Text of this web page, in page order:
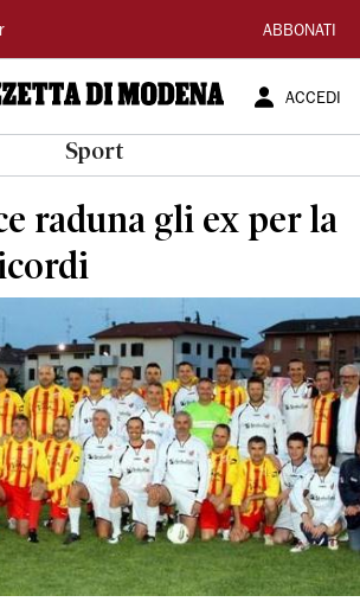
ABBONATI
ACCEDI
Sport
raduna gli ex per la